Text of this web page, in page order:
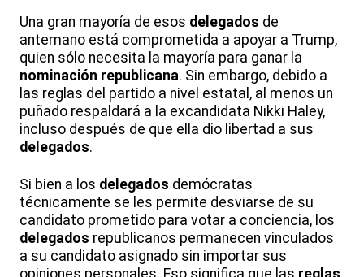
Una gran mayoría de esos delegados de
antemano está comprometida a apoyar a Trump,
quien sólo necesita la mayoría para ganar la
nominación republicana. Sin embargo, debido a
las reglas del partido a nivel estatal, al menos un
puñado respaldará a la excandidata Nikki Haley,
incluso después de que ella dio libertad a sus
delegados.
Si bien a los delegados demócratas
técnicamente se les permite desviarse de su
candidato prometido para votar a conciencia, los
delegados republicanos permanecen vinculados
a su candidato asignado sin importar sus